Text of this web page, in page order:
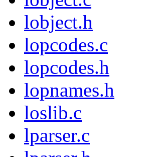
lobject.h
lopcodes.c
lopcodes.h
lopnames.h
loslib.c
lparser.c